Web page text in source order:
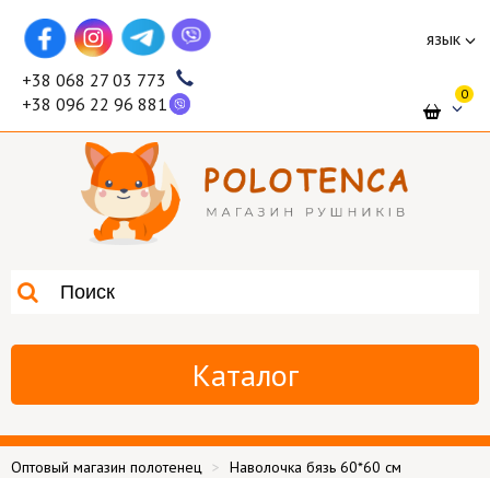
язык
+38 068 27 03 773
+38 096 22 96 881
0
Каталог
Оптовый магазин полотенец Наволочка бязь 60*60 см